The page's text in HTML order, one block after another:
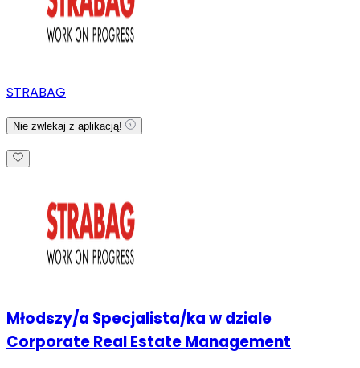
STRABAG
Nie zwlekaj z aplikacją!
Młodszy/a Specjalista/ka w dziale
Corporate Real Estate Management